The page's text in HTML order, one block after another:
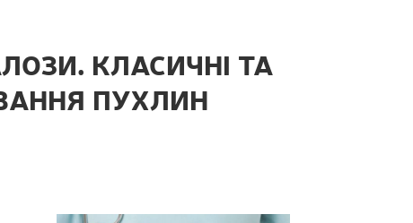
КЛАСИЧНІ ТА
ПУХЛИН